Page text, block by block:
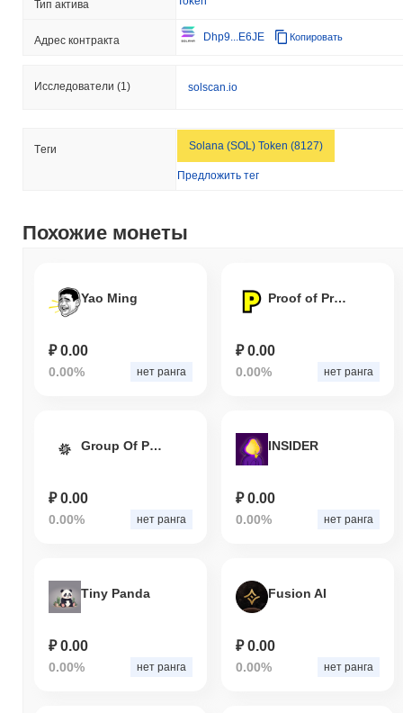
Тип актива
Адрес контракта Dhp9...E6JE Копировать
Исследователи (1) solscan.io
Tеги Solana (SOL) Token (8127)
Предложить тег
Похожие монеты
Yao Ming
₽ 0.00
0.00% нет ранга
Proof of Presence
₽ 0.00
0.00% нет ранга
Group Of People
₽ 0.00
0.00% нет ранга
INSIDER
₽ 0.00
0.00% нет ранга
Tiny Panda
₽ 0.00
0.00% нет ранга
Fusion AI
₽ 0.00
0.00% нет ранга